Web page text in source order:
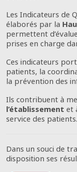
Les Indicateurs de
élaborés par la
permettent
prises en charge
Ces indicateurs
patients, la
la prévention des
Ils contribuent à
l’établissement et
service des patients.
Dans un souci de
disposition ses